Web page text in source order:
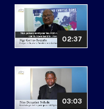
02:37
03:03